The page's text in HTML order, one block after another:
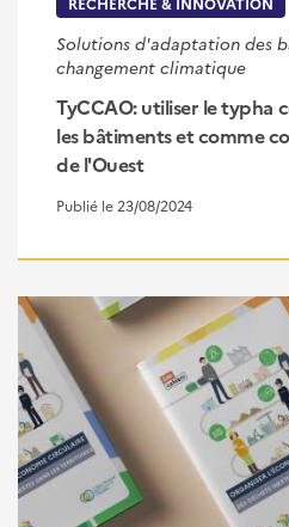
Solutions d'adaptation des
changement climatique
TyCCAO: utiliser le typha
les bâtiments et comme
de l'Ouest
Publié le 23/08/2024